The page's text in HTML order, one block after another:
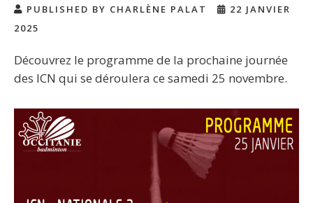
PUBLISHED BY CHARLÈNE PALAT
22 JANVIER
2025
Découvrez le programme de la prochaine journée
des ICN qui se déroulera ce samedi 25 novembre.